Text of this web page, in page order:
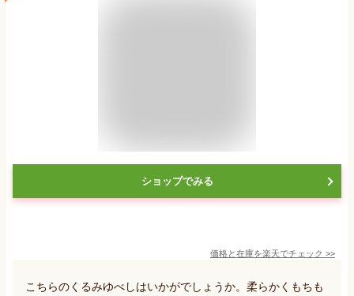
ショップでみる
価格と在庫を楽天でチェック >>
こちらのくるみゆべしはいかがでしょうか。柔らかくもちも